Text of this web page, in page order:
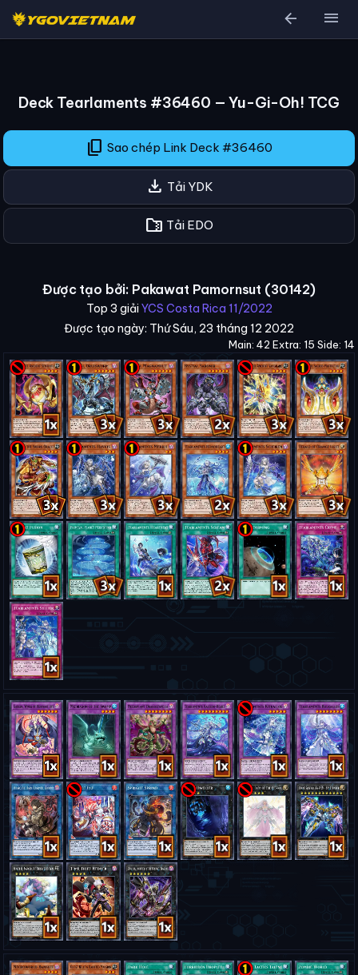
arrow_back menu
Deck Tearlaments #36460 — Yu-Gi-Oh! TCG
content_copy Sao chép Link Deck #36460
download Tải YDK
folder_zip Tải EDO
Được tạo bởi: Pakawat Pamornsut (30142)
Top 3 giải YCS Costa Rica 11/2022
Được tạo ngày: Thứ Sáu, 23 tháng 12 2022
Main: 42 Extra: 15 Side: 14